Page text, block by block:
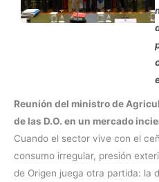
Reunión del ministro de
de las D.O. en un mercado
Cuando el sector vive con el
consumo irregular, presión
de Origen juega otra partida: la